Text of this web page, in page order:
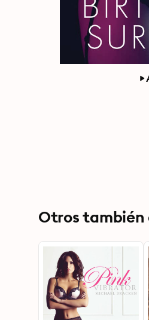
Otros